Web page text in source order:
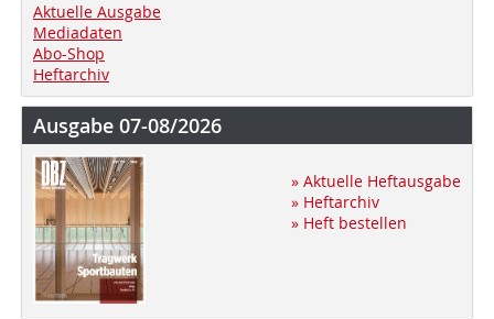
Aktuelle Ausgabe
Mediadaten
Abo-Shop
Heftarchiv
Ausgabe 07-08/2026
» Aktuelle Heftausgabe
» Heftarchiv
» Heft bestellen